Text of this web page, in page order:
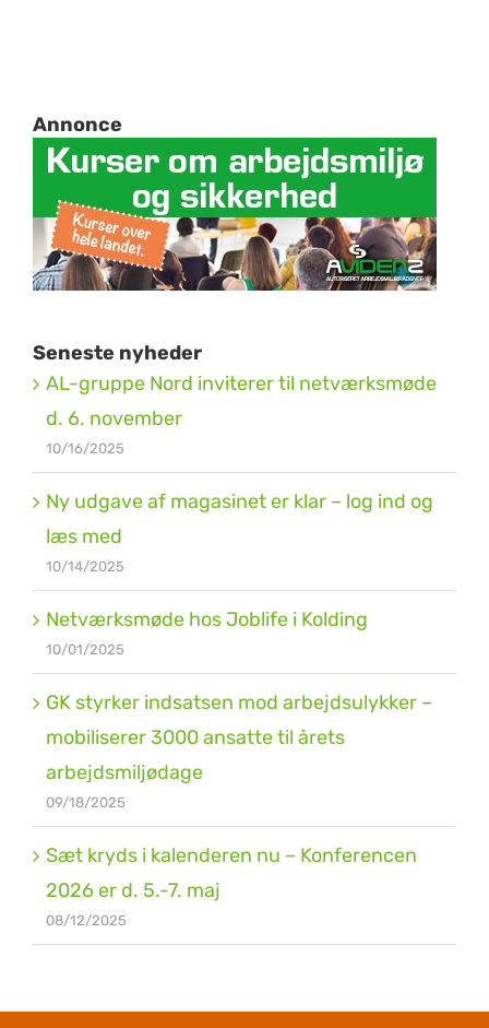
Annonce
Seneste nyheder
AL-gruppe Nord inviterer til netværksmøde
d. 6. november
10/16/2025
Ny udgave af magasinet er klar – log ind og
læs med
10/14/2025
Netværksmøde hos Joblife i Kolding
10/01/2025
GK styrker indsatsen mod arbejdsulykker –
mobiliserer 3000 ansatte til årets
arbejdsmiljødage
09/18/2025
Sæt kryds i kalenderen nu – Konferencen
2026 er d. 5.-7. maj
08/12/2025